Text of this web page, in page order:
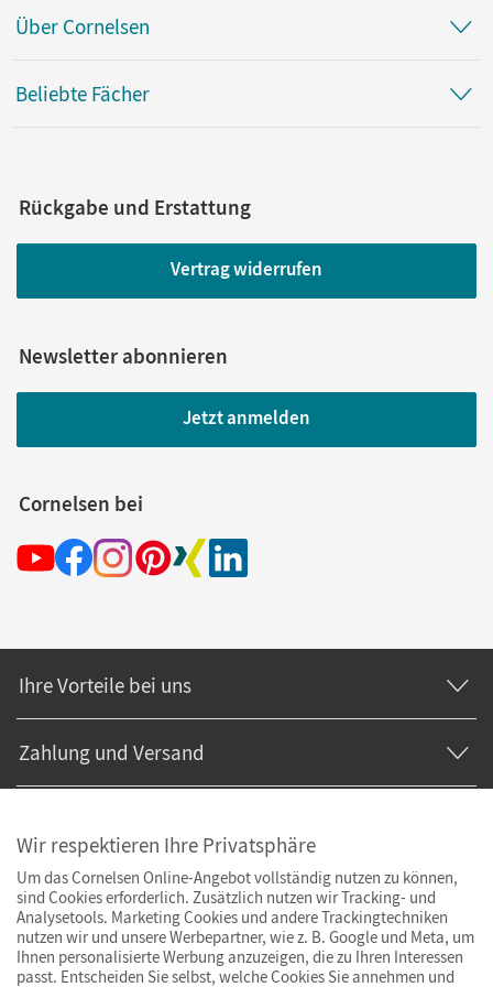
Über Cornelsen
Beliebte Fächer
Rückgabe und Erstattung
Vertrag widerrufen
Newsletter abonnieren
Jetzt anmelden
Cornelsen bei
Ihre Vorteile bei uns
Zahlung und Versand
Wir respektieren Ihre Privatsphäre
Um das Cornelsen Online-Angebot vollständig nutzen zu können,
sind Cookies erforderlich. Zusätzlich nutzen wir Tracking- und
Analysetools. Marketing Cookies und andere Trackingtechniken
nutzen wir und unsere Werbepartner, wie z. B. Google und Meta, um
Ihnen personalisierte Werbung anzuzeigen, die zu Ihren Interessen
passt. Entscheiden Sie selbst, welche Cookies Sie annehmen und